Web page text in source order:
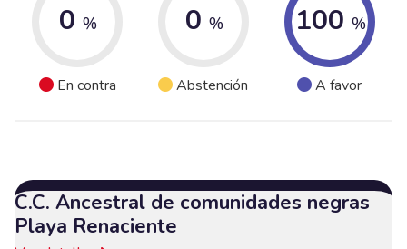
0 %
En contra
0 %
Abstención
100 %
A favor
C.C. Ancestral de comunidades negras
Playa Renaciente